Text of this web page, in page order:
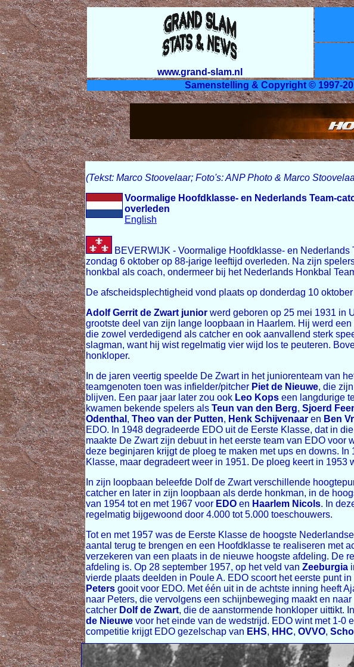
www.grand-slam.nl
Samenstelling & Copyright © 1997-
(Tekst: Marco Stoovelaar; Foto's: ANP Photo & Marco
Voormalige Hoofdklasse- en Nederlands Team-
overleden
English
BEVERWIJK - Voormalige Hoofdklasse- en Nederlands
zondag 6 oktober op 88-jarige leeftijd overleden. Na zijn
honkbal als coach, ondermeer bij het Nederlands Honkbal
De afscheidsplechtigheid vond plaats op donderdag 10
Adolf Gerrit de Zwart junior werd geboren op 25 mei 1931 in
grootste deel van zijn lange loopbaan in Haarlem. Hij werd
die zowel verdedigend als catcher en ook aanvallend sterk
slagman, want hij wist regelmatig vier wijd los te peuteren.
honkloper.
In de jaren veertig speelde De Zwart in het juniorenteam van
teamgenoten toen was infielder/pitcher Piet de Nieuwe, die
blijven. Een paar jaar later zou ook Leo Kops een langdurige
kwamen bekende spelers als Teun van den Berg, Sjoerd
Odenthal , Theo van der Putten, Henk Schijvenaar en Ben
EDO. In 1948 degradeerde EDO uit de Eerste Klasse, dat in
maakte De Zwart zijn debuut in het eerste team van EDO voor
deze beginjaren krijgt de ploeg te maken met ups en downs.
Klasse, maar degradeert weer in 1951. De ploeg keert in 1953
In zijn loopbaan beleefde Dolf de Zwart verschillende
catcher en later in zijn loopbaan als derde honkman, in de
van 1954 tot en met 1967 voor EDO en Haarlem Nicols. In
regelmatig bijgewoond door 4.000 tot 5.000 toeschouwers.
Tot en met 1957 was de Eerste Klasse de hoogste
aantal terug te brengen en een Hoofdklasse te realiseren met
verzekeren van een plaats in de nieuwe hoogste afdeling. De
afdeling is. Op 28 september 1957, op het veld van Zeeburgia
vierde plaats deelden in Poule A. EDO scoort het eerste punt
Peters gooit voor EDO. Met één uit in de achtste inning heeft
naar Peters, die vervolgens een schijnbeweging maakt en
catcher Dolf de Zwart, die de aanstormende honkloper uittikt.
de Nieuwe voor het einde van de wedstrijd. EDO wint met 1-0
competitie krijgt EDO gezelschap van EHS, HHC, OVVO,